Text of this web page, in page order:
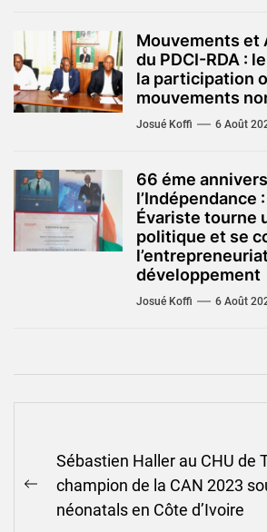
Mouvements et
du PDCI-RDA :
la participation
mouvements
Josué Koffi 6 Août
66 éme
l’Indépendance
Évariste tourne
politique et se
développement
Josué Koffi 6 Août
de
l’article
Previous
post:
Sébastien Haller au CHU de
champion de la CAN 2023
néonatals en Côte d’Ivoire